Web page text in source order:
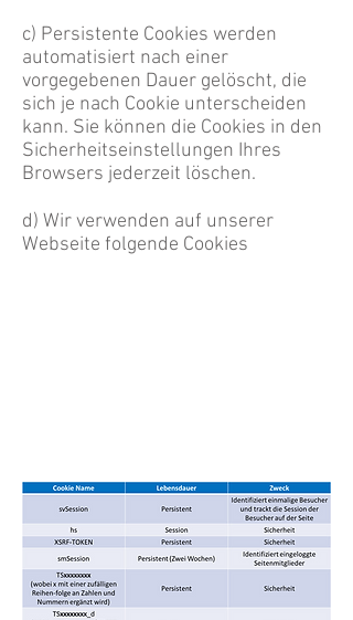
c) Persistente Cookies werden
automatisiert nach einer
vorgegebenen Dauer gelöscht, die
sich je nach Cookie unterscheiden
kann. Sie können die Cookies in den
Sicherheitseinstellungen Ihres
Browsers jederzeit löschen.
d) Wir verwenden auf unserer
Webseite folgende Cookies